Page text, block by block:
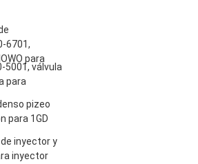
6701,
para
5001, válvula
para
pizeo
para 1GD
inyector y
inyector